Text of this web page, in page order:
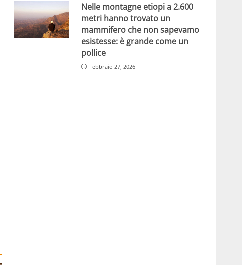
Nelle montagne etiopi a 2.600
metri hanno trovato un
mammifero che non sapevamo
esistesse: è grande come un
pollice
Febbraio 27, 2026